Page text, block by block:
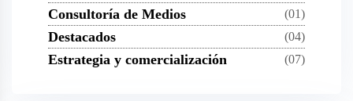
Consultoría de Medios (01)
Destacados (04)
Estrategia y comercialización (07)